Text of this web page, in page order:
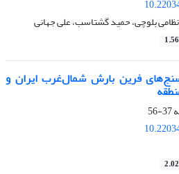
نظامی بلوچی، حمید گشتاسب، علی جهانی
فرین بارش شمال‌غرب ایران و
37-56